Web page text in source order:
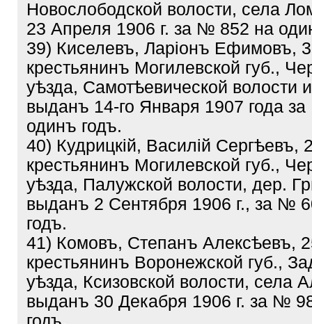
Новослободской волости, села
23 Апреля 1906 г. за № 852 на
39) Киселевъ, Ларіонъ Ефимовъ,
крестьянинъ Могилевской губ.,
уѣзда, Самотѣевической волости
выданъ 14-го Января 1907 года
одинъ годъ.
40) Кудрицкій, Василій Сергѣевъ,
крестьянинъ Могилевской губ.,
уѣзда, Палужской волости, дер.
выданъ 2 Сентября 1906 г., за №
годъ.
41) Комовъ, Степанъ Алексѣевъ,
крестьянинъ Воронежской губ.,
уѣзда, Ксизовской волости, села
выданъ 30 Декабря 1906 г. за №